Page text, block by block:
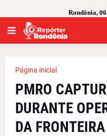
Rondônia,
Página inicial
PMRO
DURANTE
DA FRONTEIRA